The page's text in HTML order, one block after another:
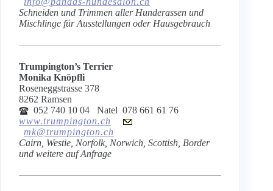
Schneiden und Trimmen aller Hunderassen und
Mischlinge für Ausstellungen oder Hausgebrauch
Trumpington’s Terrier
Monika Knöpfli
Roseneggstrasse 378
8262 Ramsen
052 740 10 04 Natel 078 661 61 76
www.trumpington.ch
mk@trumpington.ch
Cairn, Westie, Norfolk, Norwich, Scottish, Border
und weitere auf Anfrage